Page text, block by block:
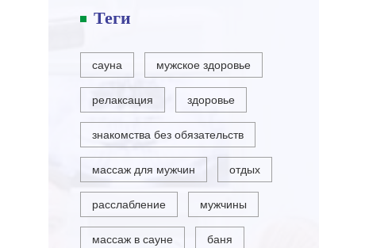
Теги
сауна мужское здоровье
релаксация здоровье
знакомства без обязательств
массаж для мужчин отдых
расслабление мужчины
массаж в сауне баня